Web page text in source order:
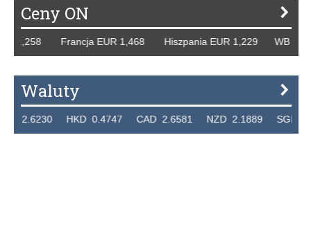
Ceny ON
Francja EUR 1,468 Hiszpania EUR 1,229 WB GBP
Waluty
HKD 0.4747 CAD 2.6581 NZD 2.1889 SGD